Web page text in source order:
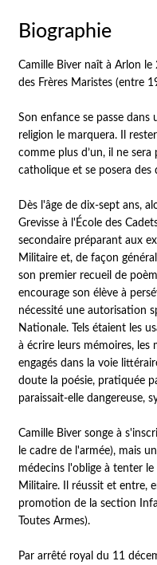
Biographie
Camille Biver naît à Arlon
des Frères Maristes (entre
Son enfance se passe
religion le marquera. Il
comme plus d’un, il ne sera
catholique et se posera des
Dès l'âge de dix-sept ans,
Grevisse à l'École des
secondaire préparant aux
Militaire et, de façon
son premier recueil de
encourage son élève à
nécessité une autorisation
Nationale. Tels étaient les
à écrire leurs mémoires, les
engagés dans la voie
doute la poésie, pratiquée
paraissait-elle dangereuse,
Camille Biver songe à
le cadre de l'armée), mais
médecins l'oblige à tenter
Militaire. Il réussit et entre,
promotion de la section
Toutes Armes).
Par arrêté royal du 11